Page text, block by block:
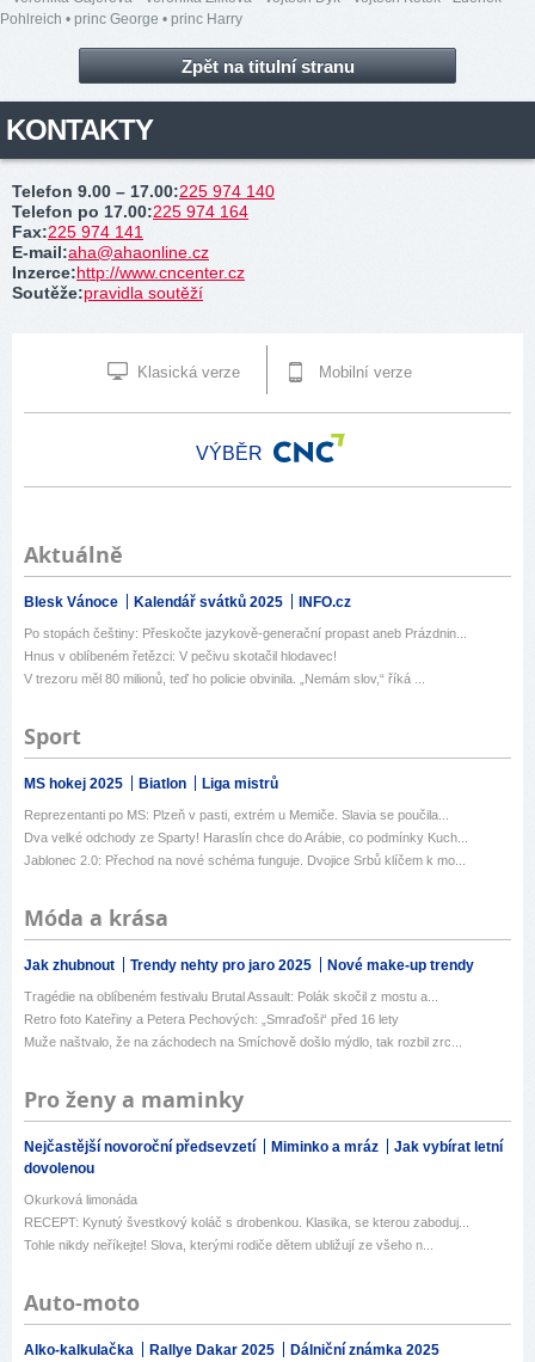
Pohlreich • princ George • princ Harry
Zpět na titulní stranu
KONTAKTY
Telefon 9.00 – 17.00:225 974 140
Telefon po 17.00:225 974 164
Fax:225 974 141
E-mail:aha@ahaonline.cz
Inzerce:http://www.cncenter.cz
Soutěže:pravidla soutěží
Klasická verze Mobilní verze
VÝBĚR
Aktuálně
Blesk Vánoce Kalendář svátků 2025 INFO.cz
Po stopách češtiny: Přeskočte jazykově-generační propast aneb Prázdnin...
Hnus v oblíbeném řetězci: V pečivu skotačil hlodavec!
V trezoru měl 80 milionů, teď ho policie obvinila. „Nemám slov,“ říká ...
Sport
MS hokej 2025 Biatlon Liga mistrů
Reprezentanti po MS: Plzeň v pasti, extrém u Memiče. Slavia se poučila...
Dva velké odchody ze Sparty! Haraslín chce do Arábie, co podmínky Kuch...
Jablonec 2.0: Přechod na nové schéma funguje. Dvojice Srbů klíčem k mo...
Móda a krása
Jak zhubnout Trendy nehty pro jaro 2025 Nové make-up trendy
Tragédie na oblíbeném festivalu Brutal Assault: Polák skočil z mostu a...
Retro foto Kateřiny a Petera Pechových: „Smraďoši“ před 16 lety
Muže naštvalo, že na záchodech na Smíchově došlo mýdlo, tak rozbil zrc...
Pro ženy a maminky
Nejčastější novoroční předsevzetí Miminko a mráz
Jak vybírat letní
dovolenou
Okurková limonáda
RECEPT: Kynutý švestkový koláč s drobenkou. Klasika, se kterou zaboduj...
Tohle nikdy neříkejte! Slova, kterými rodiče dětem ubližují ze všeho n...
Auto-moto
Alko-kalkulačka Rallye Dakar 2025 Dálniční známka 2025